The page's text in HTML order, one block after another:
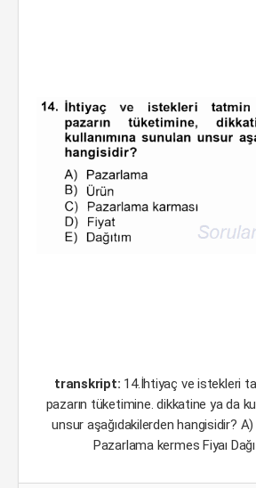
transkript: 14.İhtiyaç ve istekleri
pazarın tüketimine. dikkatine ya da
unsur aşağıdakilerden hangisidir?
Pazarlama kermes Fiyaı